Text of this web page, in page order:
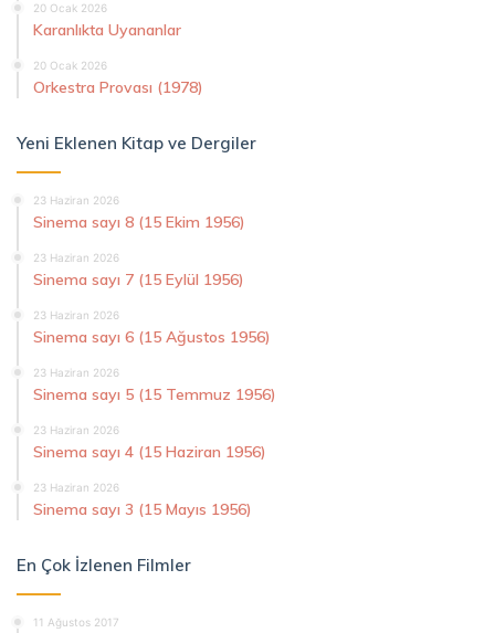
20 Ocak 2026
Karanlıkta Uyananlar
20 Ocak 2026
Orkestra Provası (1978)
Yeni Eklenen Kitap ve Dergiler
23 Haziran 2026
Sinema sayı 8 (15 Ekim 1956)
23 Haziran 2026
Sinema sayı 7 (15 Eylül 1956)
23 Haziran 2026
Sinema sayı 6 (15 Ağustos 1956)
23 Haziran 2026
Sinema sayı 5 (15 Temmuz 1956)
23 Haziran 2026
Sinema sayı 4 (15 Haziran 1956)
23 Haziran 2026
Sinema sayı 3 (15 Mayıs 1956)
En Çok İzlenen Filmler
11 Ağustos 2017